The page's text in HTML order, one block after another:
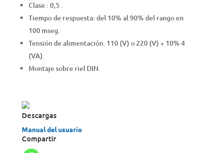
Clase : 0,5 .
Tiempo de respuesta: del 10% al 90% del rango en
100 mseg.
Tensión de alimentación: 110 (V) o 220 (V) + 10% 4
(VA).
Montaje sobre riel DIN.
Descargas
Manual del usuario
Compartir